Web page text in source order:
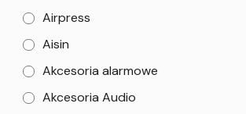
Airpress
Aisin
Akcesoria alarmowe
Akcesoria Audio